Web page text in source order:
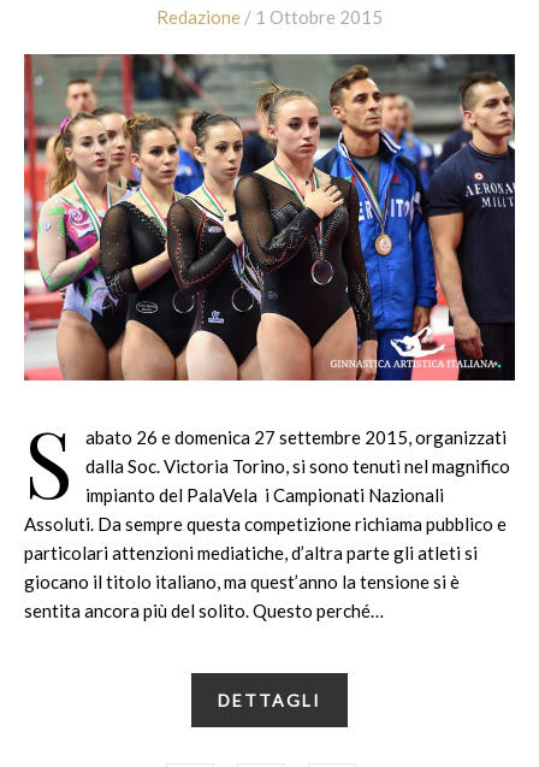
Redazione / 1 Ottobre 2015
S
abato 26 e domenica 27 settembre 2015, organizzati
dalla Soc. Victoria Torino, si sono tenuti nel magnifico
impianto del PalaVela i Campionati Nazionali
Assoluti. Da sempre questa competizione richiama pubblico e
particolari attenzioni mediatiche, d’altra parte gli atleti si
giocano il titolo italiano, ma quest’anno la tensione si è
sentita ancora più del solito. Questo perché…
DETTAGLI